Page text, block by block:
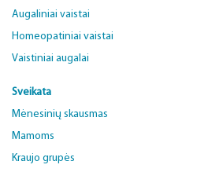
Augaliniai vaistai
Homeopatiniai vaistai
Vaistiniai augalai
Sveikata
Mėnesinių skausmas
Mamoms
Kraujo grupės